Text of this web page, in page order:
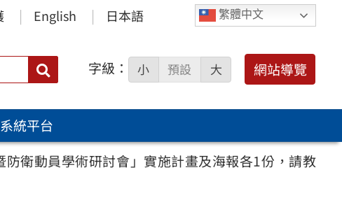
繁體中文
English 日本語
搜
尋：
字級： 小 預設 大 網站導覽
系統平台
衛動員學術研討會」實施計畫及海報各1份，請教